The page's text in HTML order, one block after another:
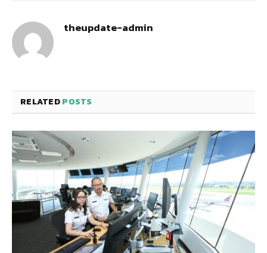
theupdate-admin
RELATEDPOSTS